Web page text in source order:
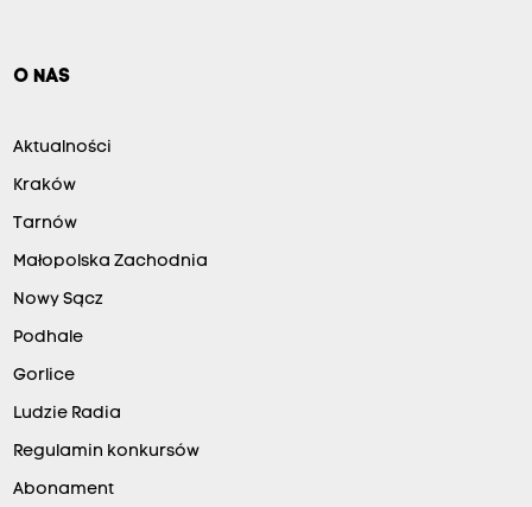
O NAS
Aktualności
Kraków
Tarnów
Małopolska Zachodnia
Nowy Sącz
Podhale
Gorlice
Ludzie Radia
Regulamin konkursów
Abonament